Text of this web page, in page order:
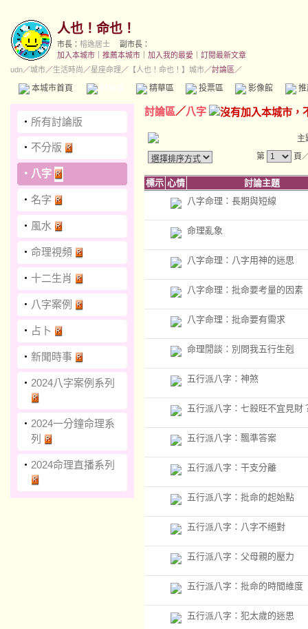
人也！命也！
市長： 榕逸居士
副市長：
加入本城市
推薦本城市 加入我的最愛
訂閱最新文章
udn／城市／生活時尚 ／星座命理 ／ 【人也！命也！】城市／討論區／
本城市首頁 精華區 投票區 影像館
‧ 所有討論版
‧ 不分版
‧ 八字
‧ 名字
‧ 風水
‧ 命理視頻
‧ 十二生肖
‧ 八字案例
‧ 占卜
‧ 新聞時事
‧ 2024八字案例系列
‧ 2024一分鐘命理系
列
‧ 2024命理直播系列
討論區／八字
主
第
頁
標示 心情
討論主題
八字命理：長期與短線
命理亂象
八字命理：八字用神的迷思
八字命理：批命要考量的因素
八字命理：批命要有需求
命理閒談：別問我五行生剋
五行派八字：神煞
五行派八字：七殺旺不宜見財
五行派八字：飄準答案
五行派八字：干支分離
五行派八字：批命的起始點
五行派八字：八字不絕對
五行派八字：父母親的壓力
五行派八字：批命的時間維度
五行派八字：犯太歲的迷思